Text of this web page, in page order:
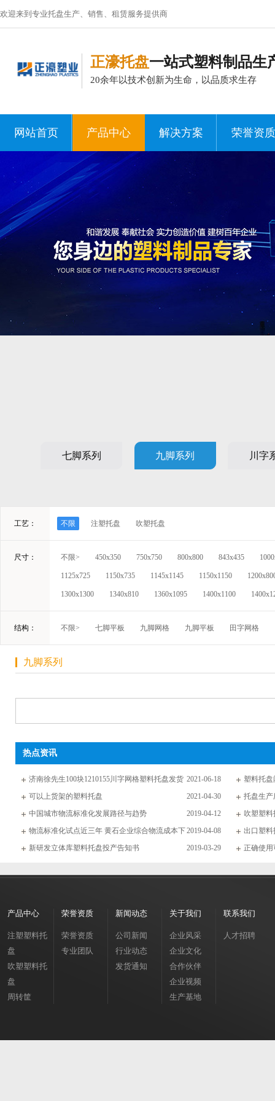
欢迎来到专业托盘生产、销售、租赁服务提供商
正濠托盘一站式塑料制品生
20余年以技术创新为生命，以品质求生存
网站首页 产品中心 解决方案 荣誉资质
七脚系列 九脚系列 川字
工艺： 不限 注塑托盘 吹塑托盘
尺寸： 不限> 450x350 750x750 800x800 843x435
1125x725 1150x735 1145x1145 1150x1150
1300x1300 1340x810 1360x1095 1400x1100
结构： 不限> 七脚平板 九脚网格 九脚平板 田字网格
九脚系列
热点资讯
2021-06-18
济南徐先生100块1210155川字网格塑料托盘发货
通知
塑料托盘
2021-04-30
可以上货架的塑料托盘
托盘生产
2019-04-12
中国城市物流标准化发展路径与趋势
吹塑塑
2019-04-08
物流标准化试点近三年 黄石企业综合物流成本下
出口塑料
2019-03-29
新研发立体库塑料托盘投产告知书 正确使用
产品中心
注塑塑料托
盘
吹塑塑料托
盘
周转筐
荣誉资质
荣誉资质
专业团队
新闻动态
公司新闻
行业动态
发货通知
关于我们
企业风采
企业文化
合作伙伴
企业视频
生产基地
联系我们
人才招聘